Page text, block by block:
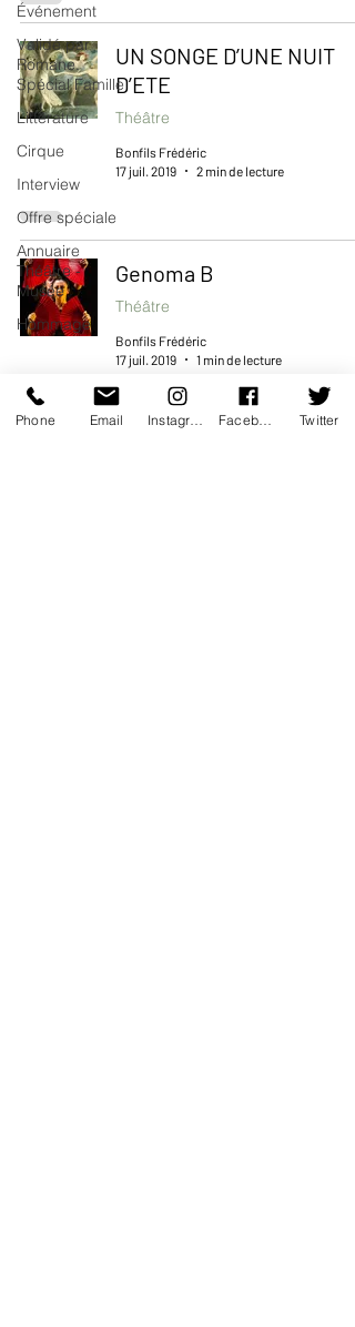
Événement
Validé par
Romane.
Spécial Famille
Littérature
Cirque
Interview
Offre spéciale
Annuaire
Théâtre -
Musée
Hommage
UN SONGE D’UNE NUIT
D’ETE
Théâtre
Bonfils Frédéric
17 juil. 2019
2 min de lecture
Genoma B
Théâtre
Bonfils Frédéric
17 juil. 2019
1 min de lecture
Phone Email Twitter